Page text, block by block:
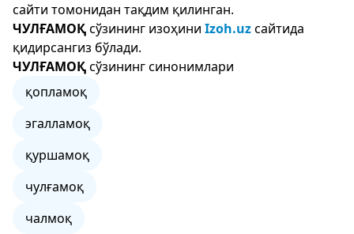
сайти томонидан тақдим қилинган.
ЧУЛҒАМОҚсўзининг изоҳини Izoh.uzсайтида
қидирсангиз бўлади.
ЧУЛҒАМОҚсўзининг синонимлари
қопламоқ
эгалламоқ
қуршамоқ
чулғамоқ
чалмоқ